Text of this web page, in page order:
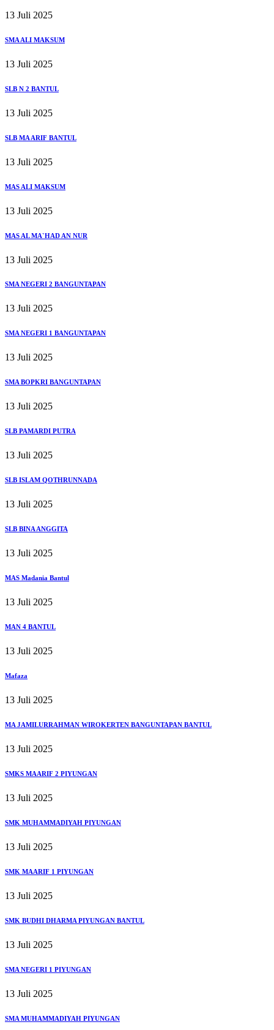
13 Juli 2025
SMA ALI MAKSUM
13 Juli 2025
SLB N 2 BANTUL
13 Juli 2025
SLB MA ARIF BANTUL
13 Juli 2025
MAS ALI MAKSUM
13 Juli 2025
MAS AL MA`HAD AN NUR
13 Juli 2025
SMA NEGERI 2 BANGUNTAPAN
13 Juli 2025
SMA NEGERI 1 BANGUNTAPAN
13 Juli 2025
SMA BOPKRI BANGUNTAPAN
13 Juli 2025
SLB PAMARDI PUTRA
13 Juli 2025
SLB ISLAM QOTHRUNNADA
13 Juli 2025
SLB BINA ANGGITA
13 Juli 2025
MAS Madania Bantul
13 Juli 2025
MAN 4 BANTUL
13 Juli 2025
Mafaza
13 Juli 2025
MA JAMILURRAHMAN WIROKERTEN BANGUNTAPAN BANTUL
13 Juli 2025
SMKS MAARIF 2 PIYUNGAN
13 Juli 2025
SMK MUHAMMADIYAH PIYUNGAN
13 Juli 2025
SMK MAARIF 1 PIYUNGAN
13 Juli 2025
SMK BUDHI DHARMA PIYUNGAN BANTUL
13 Juli 2025
SMA NEGERI 1 PIYUNGAN
13 Juli 2025
SMA MUHAMMADIYAH PIYUNGAN